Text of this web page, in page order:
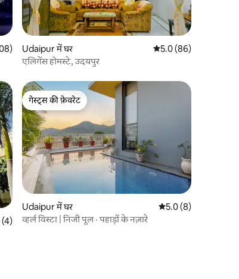
में से 4.86, 108 समीक्षाएँ
Udaipur में घर औसत रेटिंग 5 में से 5.0,
5.0 (86)
एलिगेंस होमस्टे, उदयपुर
5 में से 5.0, 4 समीक्षाएँ
गेस्ट्स की फ़ेवरेट
गेस्ट्स की फ़ेवरेट
Udaipur में घर औसत रेटिंग 5 में से 5.0,
5.0 (8)
व्हर्ल विस्टा | निजी पूल · पहाड़ों के नज़ारे